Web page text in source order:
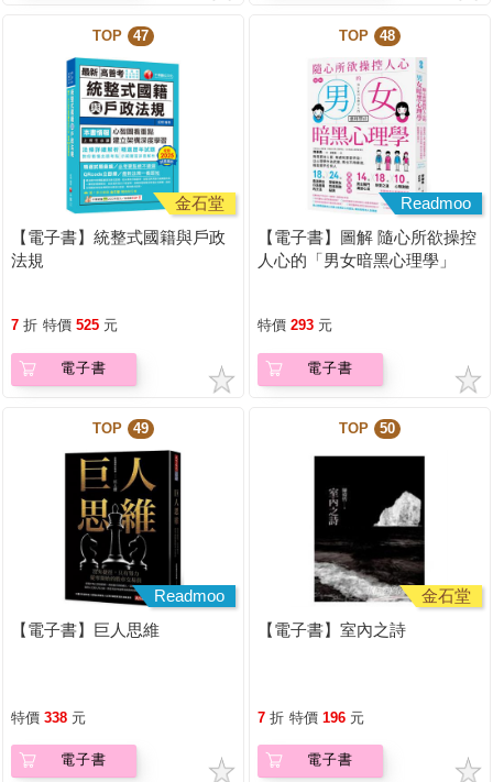
TOP 47
金石堂
【電子書】統整式國籍與戶政
法規
7 折 特價 525 元
電子書
TOP 48
Readmoo
【電子書】圖解 隨心所欲操控
人心的「男女暗黑心理學」
特價 293 元
電子書
TOP 49
Readmoo
【電子書】巨人思維
特價 338 元
電子書
TOP 50
金石堂
【電子書】室內之詩
7 折 特價 196 元
電子書